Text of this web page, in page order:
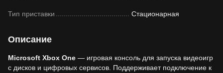
Тип приставки Стационарная
Описание
Microsoft Xbox One — игровая консоль для запуска видеоигр
с дисков и цифровых сервисов. Поддерживает подключение к